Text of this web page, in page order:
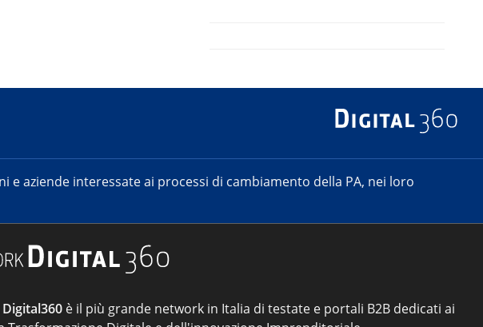
e aziende interessate ai processi di cambiamento della PA, nei loro
è il più grande network in Italia di testate e portali B2B dedicati ai